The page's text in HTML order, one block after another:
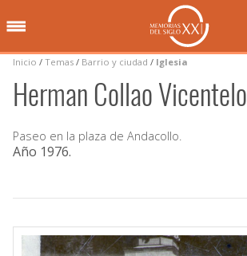
Inicio / Temas / Barrio y ciudad / Iglesia
Herman Collao Vicentelo
Paseo en la plaza de Andacollo.
Año 1976.